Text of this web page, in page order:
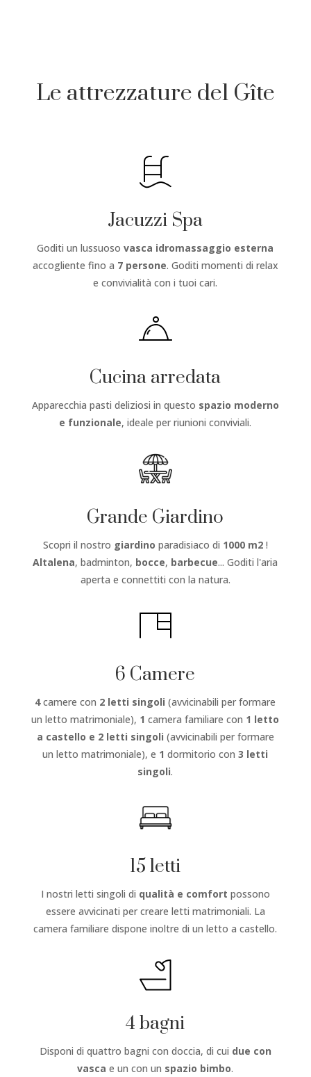
Le attrezzature del Gîte
Jacuzzi Spa
Goditi un lussuosovasca idromassaggio esterna
accogliente fino a 7 persone. Goditi momenti di relax
e convivialità con i tuoi cari.
Cucina arredata
Apparecchia pasti deliziosi in questo spazio moderno
e funzionale, ideale per riunioni conviviali.
Grande Giardino
Scopri il nostro giardino paradisiaco di 1000 m2!
Altalena, badminton, bocce, barbecue... Goditi l'aria
aperta e connettiti con la natura.
6 Camere
4camere con 2 letti singoli (avvicinabili per formare
un letto matrimoniale), 1 camera familiare con 1 letto
a castello e 2 letti singoli (avvicinabili per formare
un letto matrimoniale), e 1 dormitorio con3 letti
singoli.
15 letti
I nostri letti singoli di qualità e comfort possono
essere avvicinati per creare letti matrimoniali. La
camera familiare dispone inoltre di un letto a castello.
4 bagni
Disponi di quattro bagni con doccia, di cui due con
vasca e un con un spazio bimbo.